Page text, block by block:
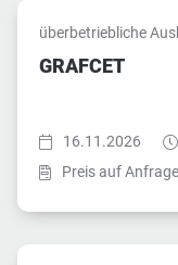
überbetriebliche
GRAFCET
Startzeit:
16.11.2026
Preis auf Anfrage